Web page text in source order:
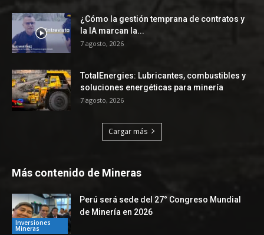
¿Cómo la gestión temprana de contratos y
la IA marcan la...
7 agosto, 2026
TotalEnergies: Lubricantes, combustibles y
soluciones energéticas para minería
7 agosto, 2026
Cargar más
Más contenido de Mineras
Inversiones
Mineras
Perú será sede del 27° Congreso Mundial
de Minería en 2026